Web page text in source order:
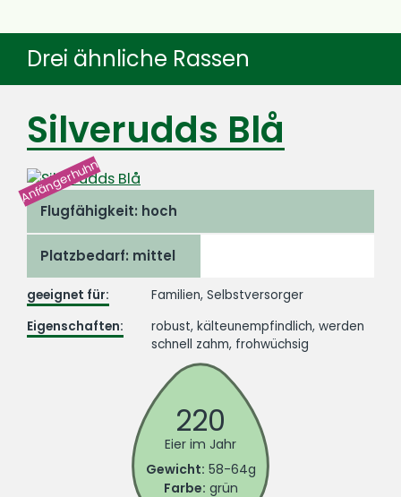
Drei ähnliche Rassen
Silverudds Blå
Flugfähigkeit: hoch
Platzbedarf: mittel
Anfängerhuhn
geeignet für:
Familien, Selbstversorger
Eigenschaften:
robust, kälteunempfindlich, werden
schnell zahm, frohwüchsig
220
Eier im Jahr
Gewicht: 58-64g
Farbe: grün